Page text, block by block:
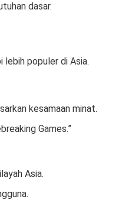
dasar.
lebih populer di Asia.
kesamaan minat.
Games.”
Asia.